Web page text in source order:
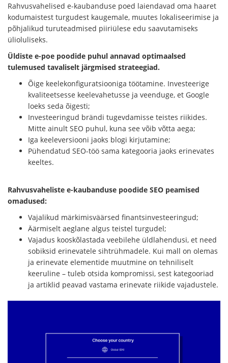
Rahvusvahelised e-kaubanduse poed laiendavad oma haaret
kodumaistest turgudest kaugemale, muutes lokaliseerimise ja
põhjalikud turuteadmised piiriülese edu saavutamiseks
ülioluliseks.
Üldiste e-poe poodide puhul annavad optimaalsed
tulemused tavaliselt järgmised strateegiad.
Õige keelekonfiguratsiooniga töötamine. Investeerige
kvaliteetsesse keelevahetusse ja veenduge, et Google
loeks seda õigesti;
Investeeringud brändi tugevdamisse teistes riikides.
Mitte ainult SEO puhul, kuna see võib võtta aega;
Iga keeleversiooni jaoks blogi kirjutamine;
Pühendatud SEO-töö sama kategooria jaoks erinevates
keeltes.
Rahvusvaheliste e-kaubanduse poodide SEO peamised
omadused:
Vajalikud märkimisväärsed finantsinvesteeringud;
Äärmiselt aeglane algus teistel turgudel;
Vajadus kooskõlastada veebilehe üldlahendusi, et need
sobiksid erinevatele sihtrühmadele. Kui mall on olemas
ja erinevate elementide muutmine on tehniliselt
keeruline – tuleb otsida kompromissi, sest kategooriad
ja artiklid peavad vastama erinevate riikide vajadustele.